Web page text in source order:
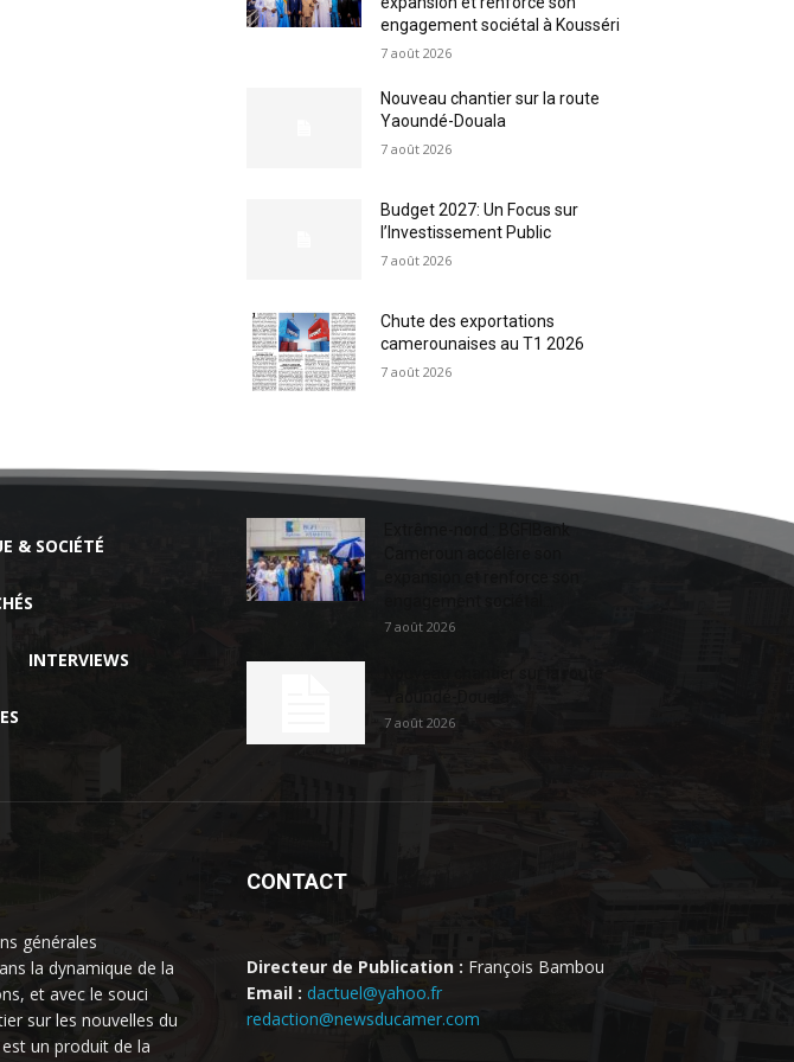
engagement sociétal à Kousséri
7 août 2026
Nouveau chantier sur la route
Yaoundé-Douala
7 août 2026
Budget 2027: Un Focus sur
l’Investissement Public
7 août 2026
Chute des exportations
camerounaises au T1 2026
7 août 2026
& SOCIÉTÉ
INTERVIEWS
Extrême-nord : BGFIBank
7 août 2026
7 août 2026
générales
la dynamique de la
et avec le souci
sur les nouvelles du
un produit de la
CONTACT
Directeur de Publication : François Bambou
Email : dactuel@yahoo.fr
redaction@newsducamer.com